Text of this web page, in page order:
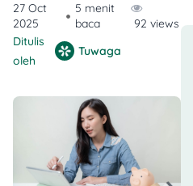
27 Oct
2025
5 menit
baca
92 views
Ditulis
oleh
Tuwaga